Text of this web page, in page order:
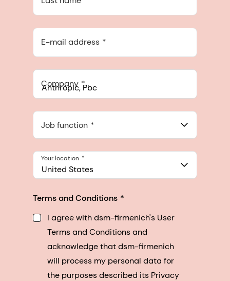
E-mail address
Company
548 Market St Pmb 90375, San Francisco, California, US
Job function
United States
Your location
Terms and Conditions
I agree with dsm-firmenich's User
Terms and Conditions and
acknowledge that dsm-firmenich
will process my personal data for
the purposes described its Privacy